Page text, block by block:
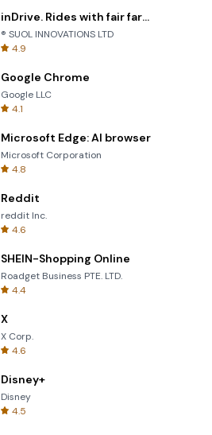
3D Free Kick
inDrive. Rides with fair fares
® SUOL INNOVATIONS LTD
4.9
Google Chrome
Google LLC
4.1
Microsoft Edge: AI browser
Microsoft Corporation
4.8
Reddit
reddit Inc.
4.6
SHEIN-Shopping Online
Roadget Business PTE. LTD.
4.4
X
X Corp.
4.6
Disney+
Disney
4.5